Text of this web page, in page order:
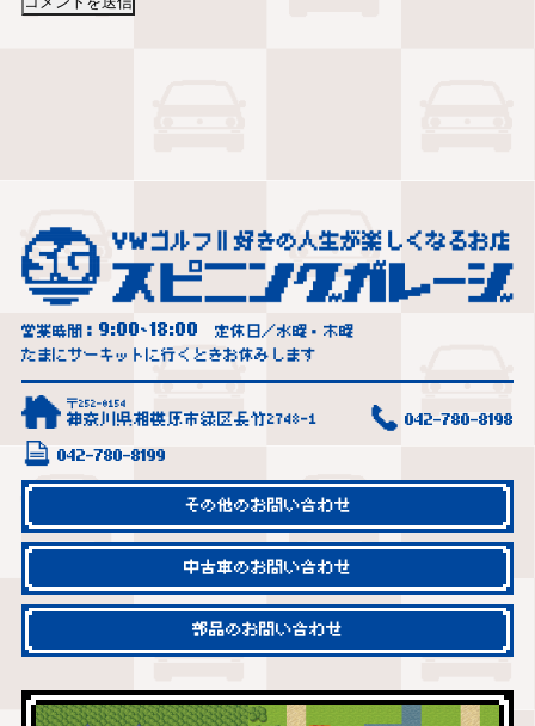
営業時間： 9:00~18:00
定休日／水曜・木曜
たまにサーキットに行くときお休みします
〒252-0154
神奈川県相模原市緑区長竹2748-1 042-780-8198
042-780-8199
その他のお問い合わせ
中古車のお問い合わせ
部品のお問い合わせ